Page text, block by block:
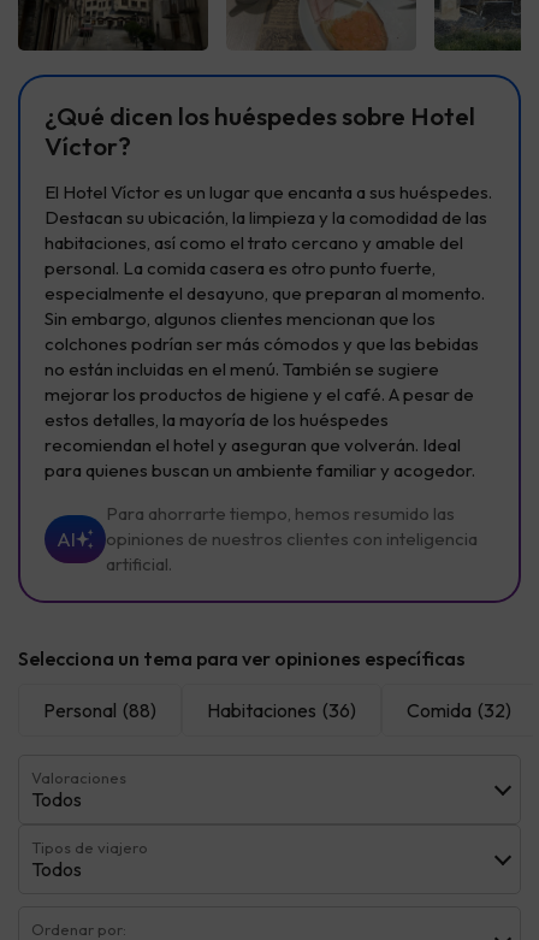
¿Qué dicen los huéspedes sobre Hotel
Víctor?
El Hotel Víctor es un lugar que encanta a sus huéspedes.
Destacan su ubicación, la limpieza y la comodidad de las
habitaciones, así como el trato cercano y amable del
personal. La comida casera es otro punto fuerte,
especialmente el desayuno, que preparan al momento.
Sin embargo, algunos clientes mencionan que los
colchones podrían ser más cómodos y que las bebidas
no están incluidas en el menú. También se sugiere
mejorar los productos de higiene y el café. A pesar de
estos detalles, la mayoría de los huéspedes
recomiendan el hotel y aseguran que volverán. Ideal
para quienes buscan un ambiente familiar y acogedor.
AI
Para ahorrarte tiempo, hemos resumido las
opiniones de nuestros clientes con inteligencia
artificial.
Selecciona un tema para ver opiniones específicas
Personal (88) Habitaciones (36) Comida (32)
Valoraciones
Todos
Tipos de viajero
Todos
Ordenar por: